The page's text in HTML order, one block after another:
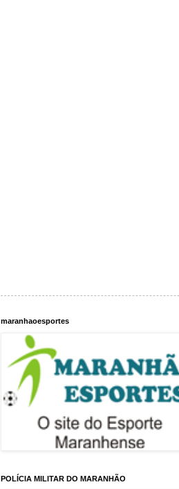
maranhaoesportes
POLÍCIA MILITAR DO MARANHÃO